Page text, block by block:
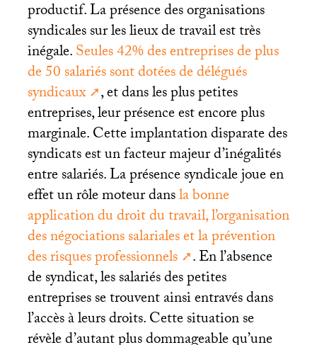
productif. La présence des organisations
syndicales sur les lieux de travail est très
inégale.Seules 42% des entreprises de plus
de 50 salariés sont dotées de délégués
syndicaux
, et dans les plus petites
entreprises, leur présence est encore plus
marginale. Cette implantation disparate des
syndicats est un facteur majeur d’inégalités
entre salariés. La présence syndicale joue en
effet un rôle moteur dansla bonne
application du droit du travail, l’organisation
des négociations salariales et la prévention
des risques professionnels
. En l’absence
de syndicat, les salariés des petites
entreprises se trouvent ainsi entravés dans
l’accès à leurs droits. Cette situation se